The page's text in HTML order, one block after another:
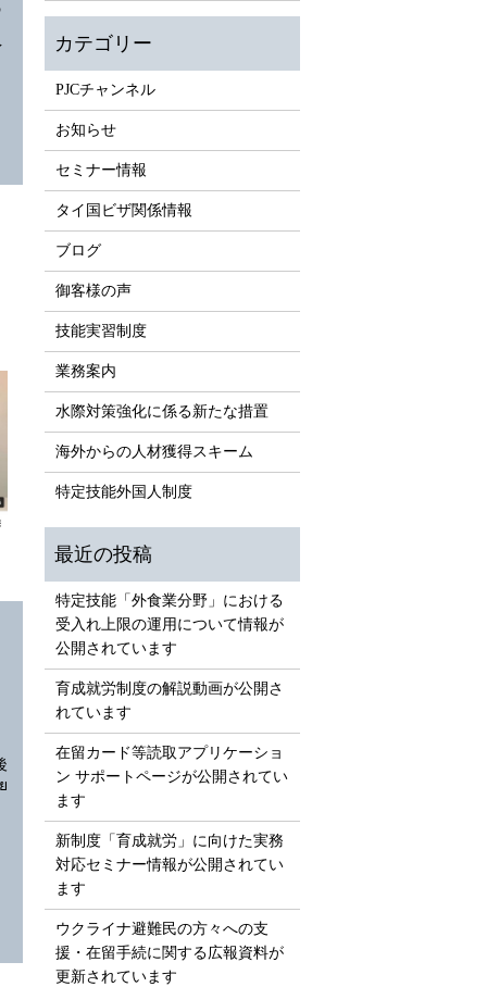
PJCチャンネル
お知らせ
セミナー情報
タイ国ビザ関係情報
ブログ
御客様の声
技能実習制度
業務案内
水際対策強化に係る新たな措置
海外からの人材獲得スキーム
特定技能外国人制度
特定技能「外食業分野」における
受入れ上限の運用について情報が
公開されています
育成就労制度の解説動画が公開さ
れています
在留カード等読取アプリケーショ
ン サポートページが公開されてい
ます
新制度「育成就労」に向けた実務
対応セミナー情報が公開されてい
ます
ウクライナ避難民の方々への支
援・在留手続に関する広報資料が
更新されています